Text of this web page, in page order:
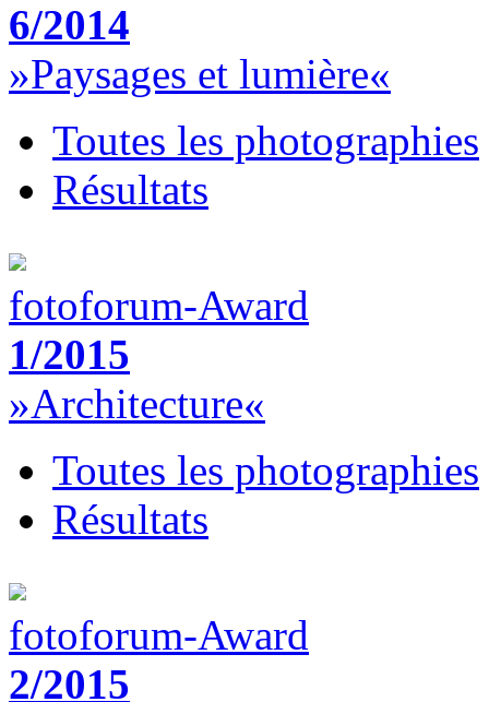
6/2014
»Paysages et lumière«
Toutes les photographies
Résultats
fotoforum-Award
1/2015
»Architecture«
Toutes les photographies
Résultats
fotoforum-Award
2/2015